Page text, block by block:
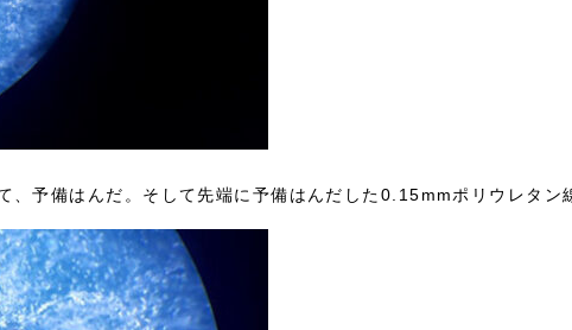
予備はんだ。そして先端に予備はんだした0.15mmポリウレタン